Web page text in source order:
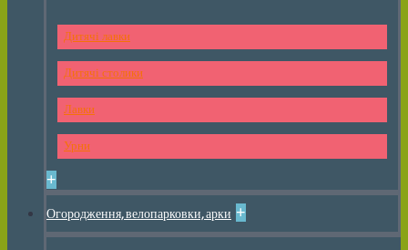
Дитячі лавки
Дитячі столики
Лавки
Урни
+
Огородження, велопарковки, арки +